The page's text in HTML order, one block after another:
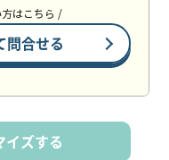
はこちら /
問合せる
イズする